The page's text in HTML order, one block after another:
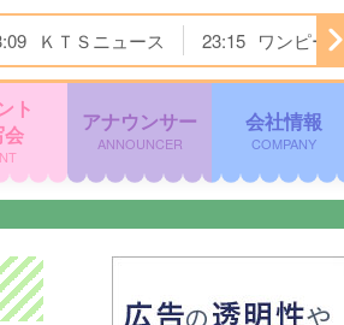
ＫＴＳニュース 23:15 ワンピース
ト
アナウンサー
ANNOUNCER
会社情報
COMPANY